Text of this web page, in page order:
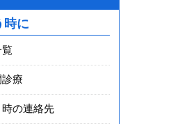
時に
覧
療
の連絡先